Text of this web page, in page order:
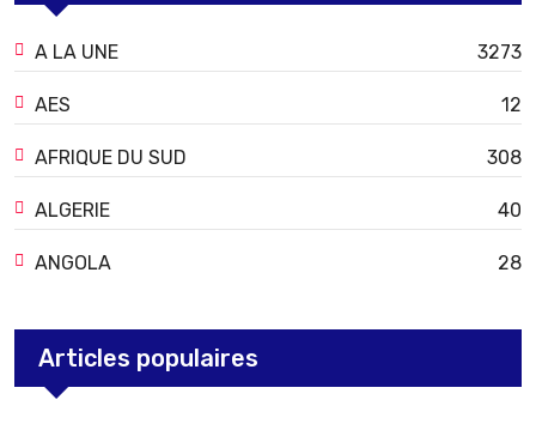
A LA UNE 3273
AES 12
AFRIQUE DU SUD 308
ALGERIE 40
ANGOLA 28
Articles populaires